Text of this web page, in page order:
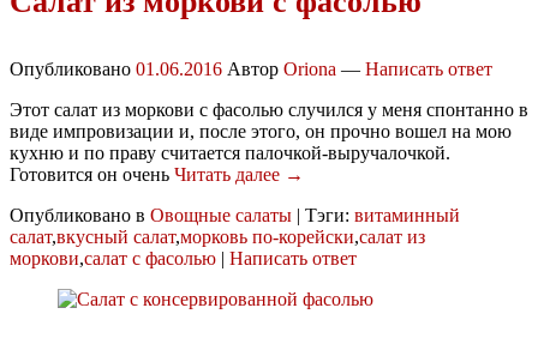
Опубликовано 01.06.2016 Автор Oriona — Написать ответ
Этот салат из моркови с фасолью случился у меня спонтанно в
виде импровизации и, после этого, он прочно вошел на мою
кухню и по праву считается палочкой-выручалочкой.
Готовится он очень Читать далее →
Опубликовано в Овощные салаты | Тэги: витаминный
салат,вкусный салат,морковь по-корейски,салат из
моркови,салат с фасолью | Написать ответ